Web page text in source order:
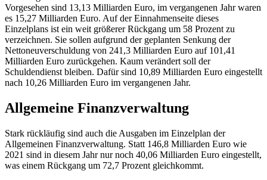
Vorgesehen sind 13,13 Milliarden Euro, im vergangenen Jahr waren
es 15,27 Milliarden Euro. Auf der Einnahmenseite dieses
Einzelplans ist ein weit größerer Rückgang um 58 Prozent zu
verzeichnen. Sie sollen aufgrund der geplanten Senkung der
Nettoneuverschuldung von 241,3 Milliarden Euro auf 101,41
Milliarden Euro zurückgehen. Kaum verändert soll der
Schuldendienst bleiben. Dafür sind 10,89 Milliarden Euro eingestellt
nach 10,26 Milliarden Euro im vergangenen Jahr.
Allgemeine Finanzverwaltung
Stark rückläufig sind auch die Ausgaben im Einzelplan der
Allgemeinen Finanzverwaltung. Statt 146,8 Milliarden Euro wie
2021 sind in diesem Jahr nur noch 40,06 Milliarden Euro eingestellt,
was einem Rückgang um 72,7 Prozent gleichkommt.